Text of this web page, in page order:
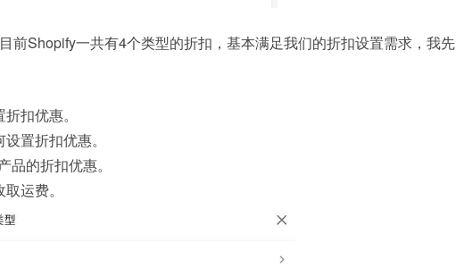
前Shopify一共有4个类型的折扣，基本满足我们的折扣设置需求，我先
扣优惠。
置折扣优惠。
的折扣优惠。
运费。